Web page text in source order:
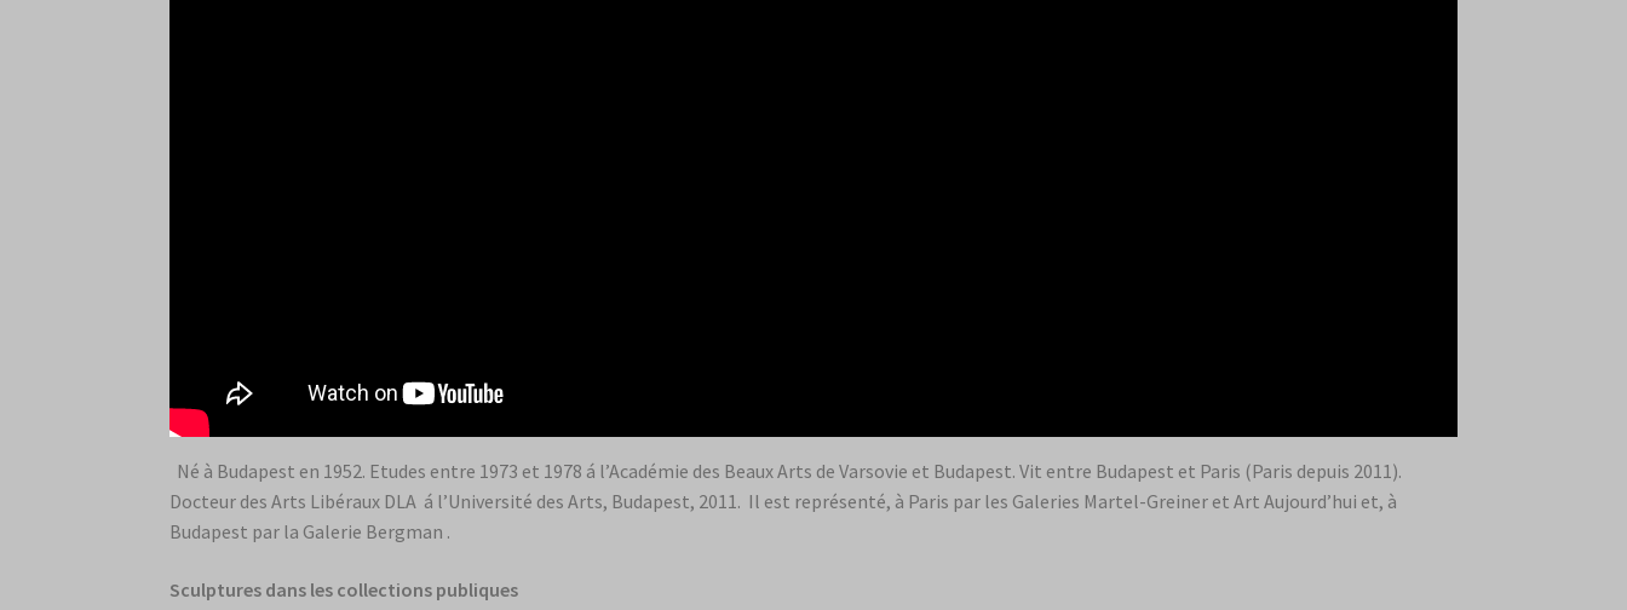
Né à Budapest en 1952. Etudes entre 1973 et 1978 á l’Académie des Beaux Arts de Varsovie et Budapest. Vit entre Budapest et Paris (Paris depuis 2011).
Docteur des Arts Libéraux DLA á l’Université des Arts, Budapest, 2011. Il est représenté, à Paris par les Galeries Martel-Greiner et Art Aujourd’hui et, à
Budapest par la Galerie Bergman .
Sculptures dans les collections publiques